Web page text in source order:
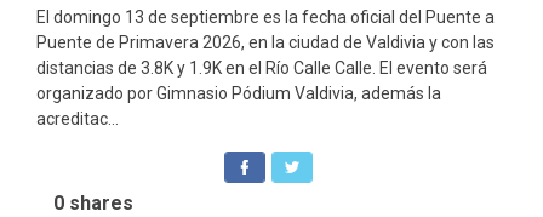
El domingo 13 de septiembre es la fecha oficial del Puente a
Puente de Primavera 2026, en la ciudad de Valdivia y con las
distancias de 3.8K y 1.9K en el Río Calle Calle. El evento será
organizado por Gimnasio Pódium Valdivia, además la
acreditac...
0 shares